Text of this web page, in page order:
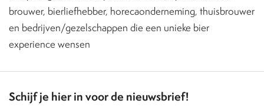
brouwer, bierliefhebber, horecaonderneming, thuisbrouwer
en bedrijven/gezelschappen die een unieke bier
experience wensen
Schijf je hier in voor de nieuwsbrief!